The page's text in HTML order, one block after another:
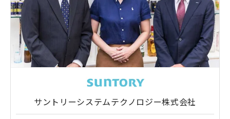
サントリーシステムテクノロジー株式会社